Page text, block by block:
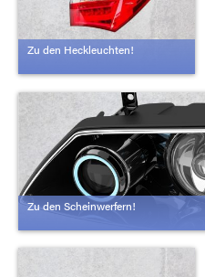
Zu den Heckleuchten!
Zu den Scheinwerfern!